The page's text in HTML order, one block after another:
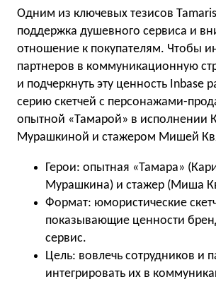
Одним из ключевых тезисов
поддержка душевного сервиса и
отношение к покупателям. Чтобы
партнеров в коммуникационную
и подчеркнуть эту ценность Inbase
серию скетчей с персонажами-
опытной «Тамарой» в исполнении
Мурашкиной и стажером Мишей
Герои: опытная «Тамара»
Мурашкина) и стажер (Миша
Формат: юмористические
показывающие ценности
сервис.
Цель: вовлечь сотрудников и
интегрировать их в